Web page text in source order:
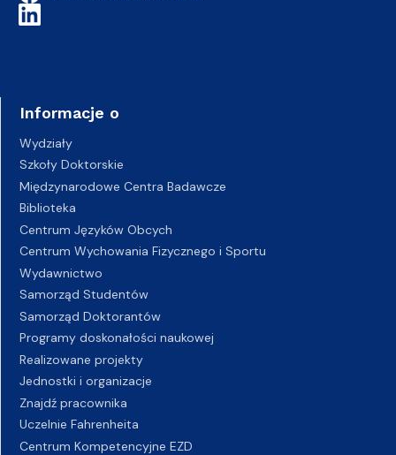
Informacje o
Wydziały
Szkoły Doktorskie
Międzynarodowe Centra Badawcze
Biblioteka
Centrum Języków Obcych
Centrum Wychowania Fizycznego i Sportu
Wydawnictwo
Samorząd Studentów
Samorząd Doktorantów
Programy doskonałości naukowej
Realizowane projekty
Jednostki i organizacje
Znajdź pracownika
Uczelnie Fahrenheita
Centrum Kompetencyjne EZD